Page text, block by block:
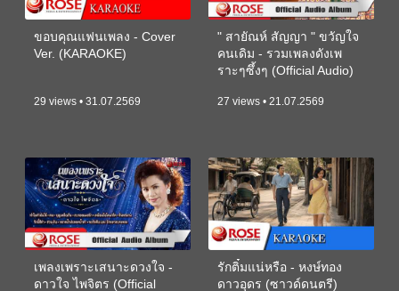
ขอบคุณแฟนเพลง - Cover
Ver. (KARAOKE)
29 views • 31.07.2569
" สายัณห์ สัญญา " ขวัญใจ
คนเดิม - รวมเพลงดังเพ
ราะๆซึ้งๆ (Official Audio)
27 views • 21.07.2569
เพลงเพราะเสนาะดวงใจ -
ดาวใจ ไพจิตร (Official
รักติ๋มแน่หรือ - หงษ์ทอง
ดาวอุดร (ซาวด์ดนตรี)